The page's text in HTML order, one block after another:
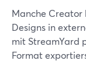
Manche Creator
Designs in
mit StreamYard
Format